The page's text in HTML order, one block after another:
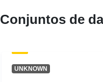
Conjuntos de
UNKNOWN